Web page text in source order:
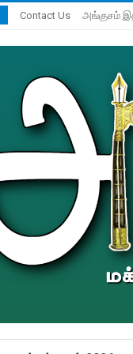
Contact Us அங்குசம்